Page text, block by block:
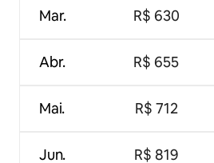
Mar.
Abr.
Mai.
Jun.
R$ 630
R$ 655
R$ 712
R$ 819